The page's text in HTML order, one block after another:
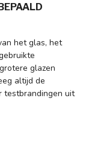
het glas, het
glazen
altijd de
testbrandingen uit